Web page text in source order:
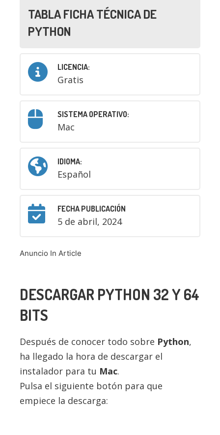
TABLA FICHA TÉCNICA DE
PYTHON
LICENCIA:
Gratis
SISTEMA OPERATIVO:
Mac
IDIOMA:
Español
FECHA PUBLICACIÓN
5 de abril, 2024
Anuncio In Article
DESCARGAR PYTHON 32 Y 64
BITS
Después de conocer todo sobre Python,
ha llegado la hora de descargar el
instalador para tu Mac.
Pulsa el siguiente botón para que
empiece la descarga: